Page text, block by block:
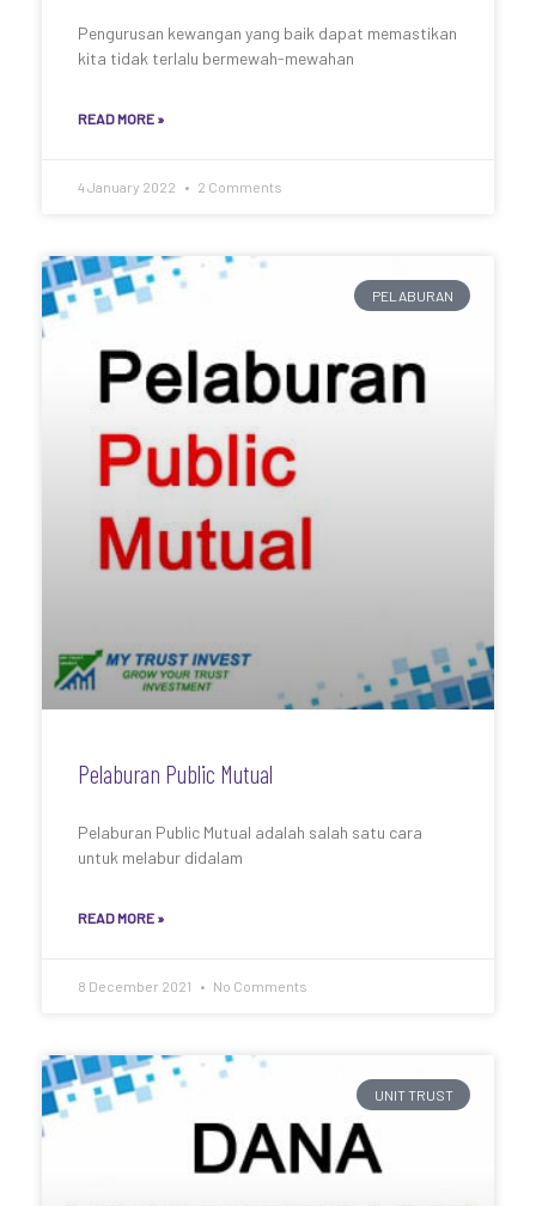
Pengurusan kewangan yang baik dapat memastikan
kita tidak terlalu bermewah-mewahan
READ MORE »
4 January 2022 2 Comments
PELABURAN
Pelaburan Public Mutual
Pelaburan Public Mutual adalah salah satu cara
untuk melabur didalam
READ MORE »
8 December 2021 No Comments
UNIT TRUST